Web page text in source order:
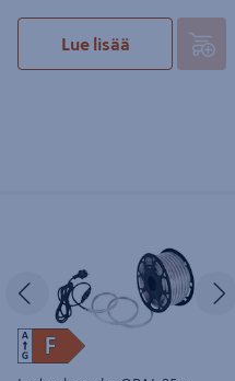
Lue lisää
Edellinen